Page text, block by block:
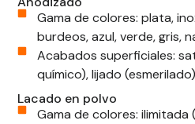
Gama de colores: plata,
burdeos, azul, verde, gris,
Acabados superficiales:
químico), lijado
Lacado en polvo
Gama de colores: